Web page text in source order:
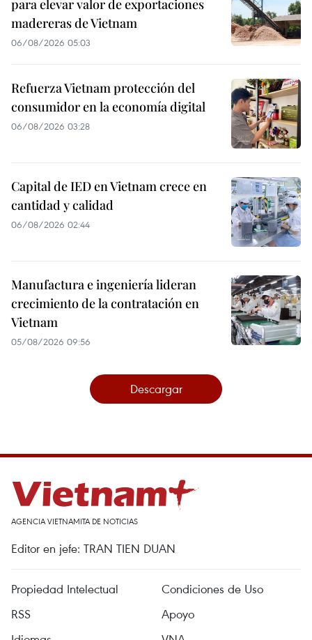
para elevar valor de exportaciones
madereras de Vietnam
06/08/2026 05:03
Refuerza Vietnam protección del
consumidor en la economía digital
06/08/2026 03:28
Capital de IED en Vietnam crece en
cantidad y calidad
06/08/2026 02:44
Manufactura e ingeniería lideran
crecimiento de la contratación en
Vietnam
05/08/2026 09:56
Descargar
AGENCIA VIETNAMITA DE NOTICIAS
Editor en jefe: TRAN TIEN DUAN
Propiedad Intelectual
Condiciones de Uso
RSS
Apoyo